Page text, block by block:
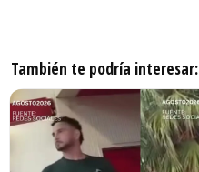
También te podría interesar: